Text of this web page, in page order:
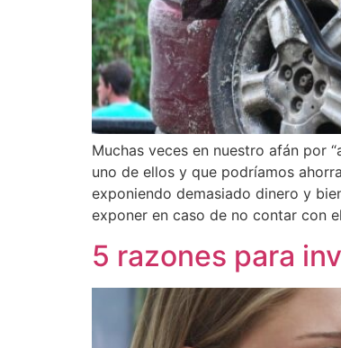
Muchas veces en nuestro afán por
uno de ellos y que podríamos
exponiendo demasiado dinero y
exponer en caso de no contar con
5 razones para